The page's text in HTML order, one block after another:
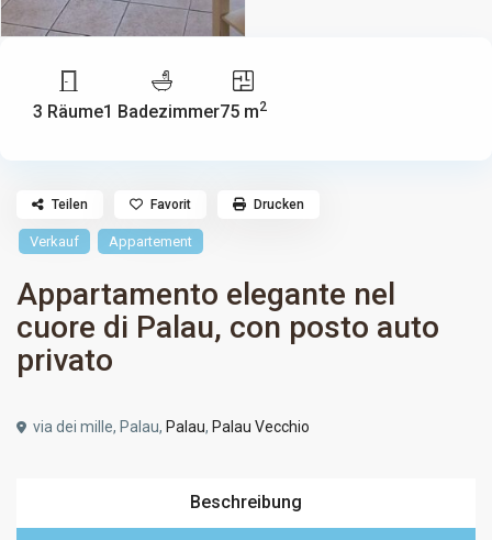
3 Räume1 Badezimmer75 m2
Verkauf Appartement
Appartamento elegante nel
cuore di Palau, con posto auto
privato
via dei mille, Palau, Palau, Palau Vecchio
Teilen Favorit Drucken
Beschreibung